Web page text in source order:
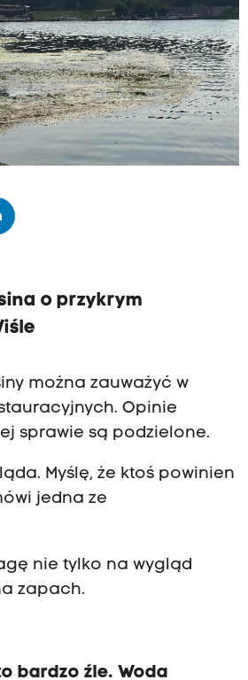
o przykrym
można zauważyć w
Opinie
sprawie są podzielone.
Myślę, że ktoś powinien
jedna ze
nie tylko na wygląd
zapach.
bardzo źle. Woda